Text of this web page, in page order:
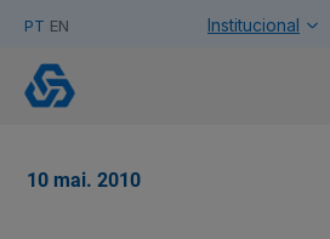
PT EN Institucional
Caixa
e
mais
de
10 mai. 2010